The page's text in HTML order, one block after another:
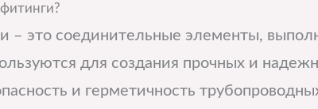
– это соединительные элементы,
для создания прочных и
и герметичность